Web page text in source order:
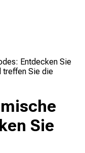
Entdecken Sie
treffen Sie die
Sie